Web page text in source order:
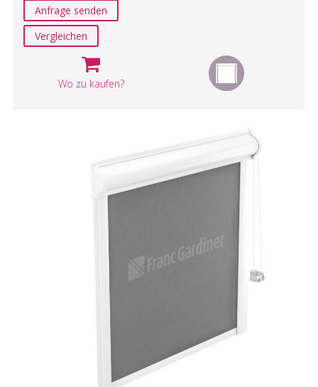
Anfrage senden
Vergleichen
Wo zu kaufen?